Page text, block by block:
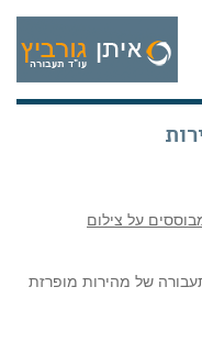
על צילום
של מהירות מופרזת